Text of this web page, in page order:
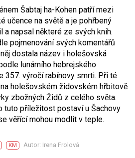
Šabtaj ha-Kohen patří mezi
učence na světě a je pohřbený
a napsal některé ze svých knih.
pojmenování svých komentářů
dostala název i holešovská
lunárního hebrejského
357. výročí rabínovy smrti. Při té
holešovském židovském hřbitově
zbožných Židů z celého světa.
tuto příležitost postaví u Šachovy
věřící mohou modlit v teple.
KM Autor: Irena Frolová